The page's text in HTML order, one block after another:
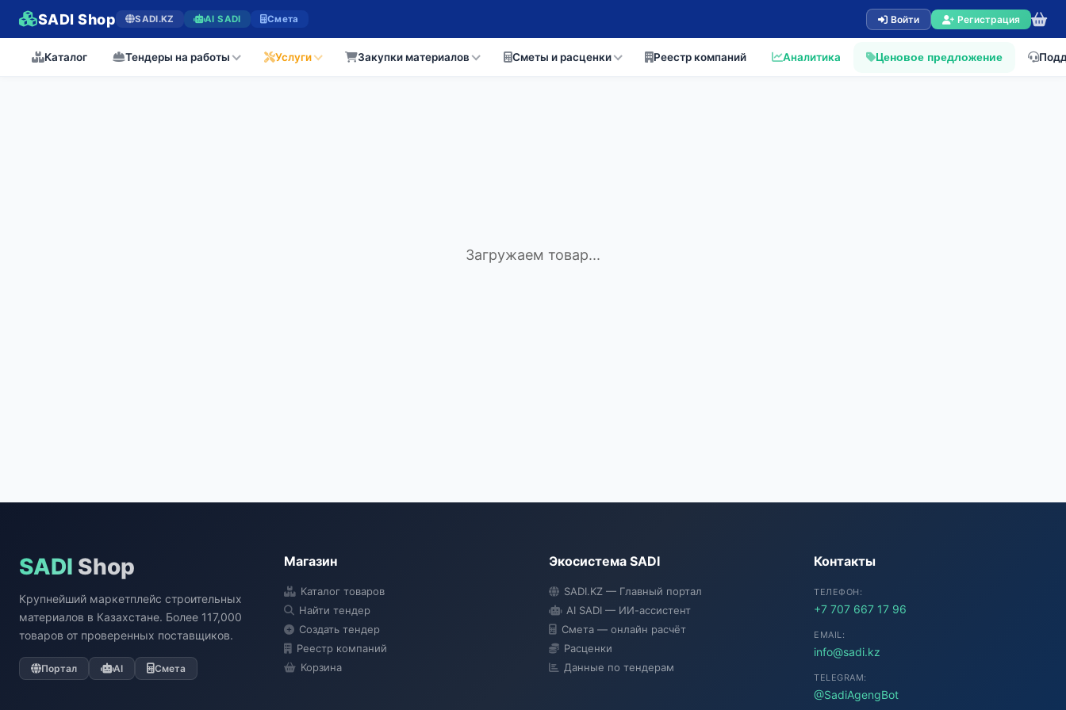
SADI Shop SADI.KZ AI SADI Смета Войти Регистрация
Каталог Тендеры на работы Услуги Закупки материалов Сметы и расценки Реестр компаний Аналитика Ценовое предложение
Загружаем товар...
SADI Shop
Крупнейший маркетплейс строительных
материалов в Казахстане. Более 117,000
товаров от проверенных поставщиков.
Портал AI Смета
Магазин
Каталог товаров
Найти тендер
Создать тендер
Реестр компаний
Корзина
Экосистема SADI
SADI.KZ — Главный портал
AI SADI — ИИ-ассистент
Смета — онлайн расчёт
Расценки
Данные по тендерам
Контакты
ТЕЛЕФОН:
+7 707 667 17 96
EMAIL:
info@sadi.kz
TELEGRAM:
@SadiAgengBot